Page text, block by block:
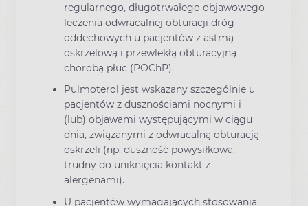
regularnego, długotrwałego objawowego
leczenia odwracalnej obturacji dróg
oddechowych u pacjentów z astmą
oskrzelową i przewlekłą obturacyjną
chorobą płuc (POChP).
Pulmoterol jest wskazany szczególnie u
pacjentów z dusznościami nocnymi i
(lub) objawami występującymi w ciągu
dnia, związanymi z odwracalną obturacją
oskrzeli (np. duszność powysiłkowa,
trudny do uniknięcia kontakt z
alergenami).
U pacjentów wymagających stosowania